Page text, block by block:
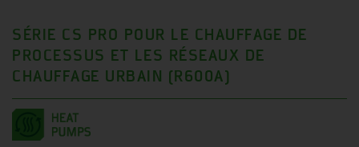
SÉRIE CS PRO POUR LE CHAUFFAGE DE
PROCESSUS ET LES RÉSEAUX DE
CHAUFFAGE URBAIN (R600A)